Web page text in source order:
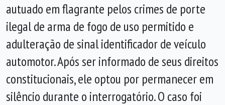
autuado em flagrante pelos crimes de porte
ilegal de arma de fogo de uso permitido e
adulteração de sinal identificador de veículo
automotor. Após ser informado de seus direitos
constitucionais, ele optou por permanecer em
silêncio durante o interrogatório. O caso foi